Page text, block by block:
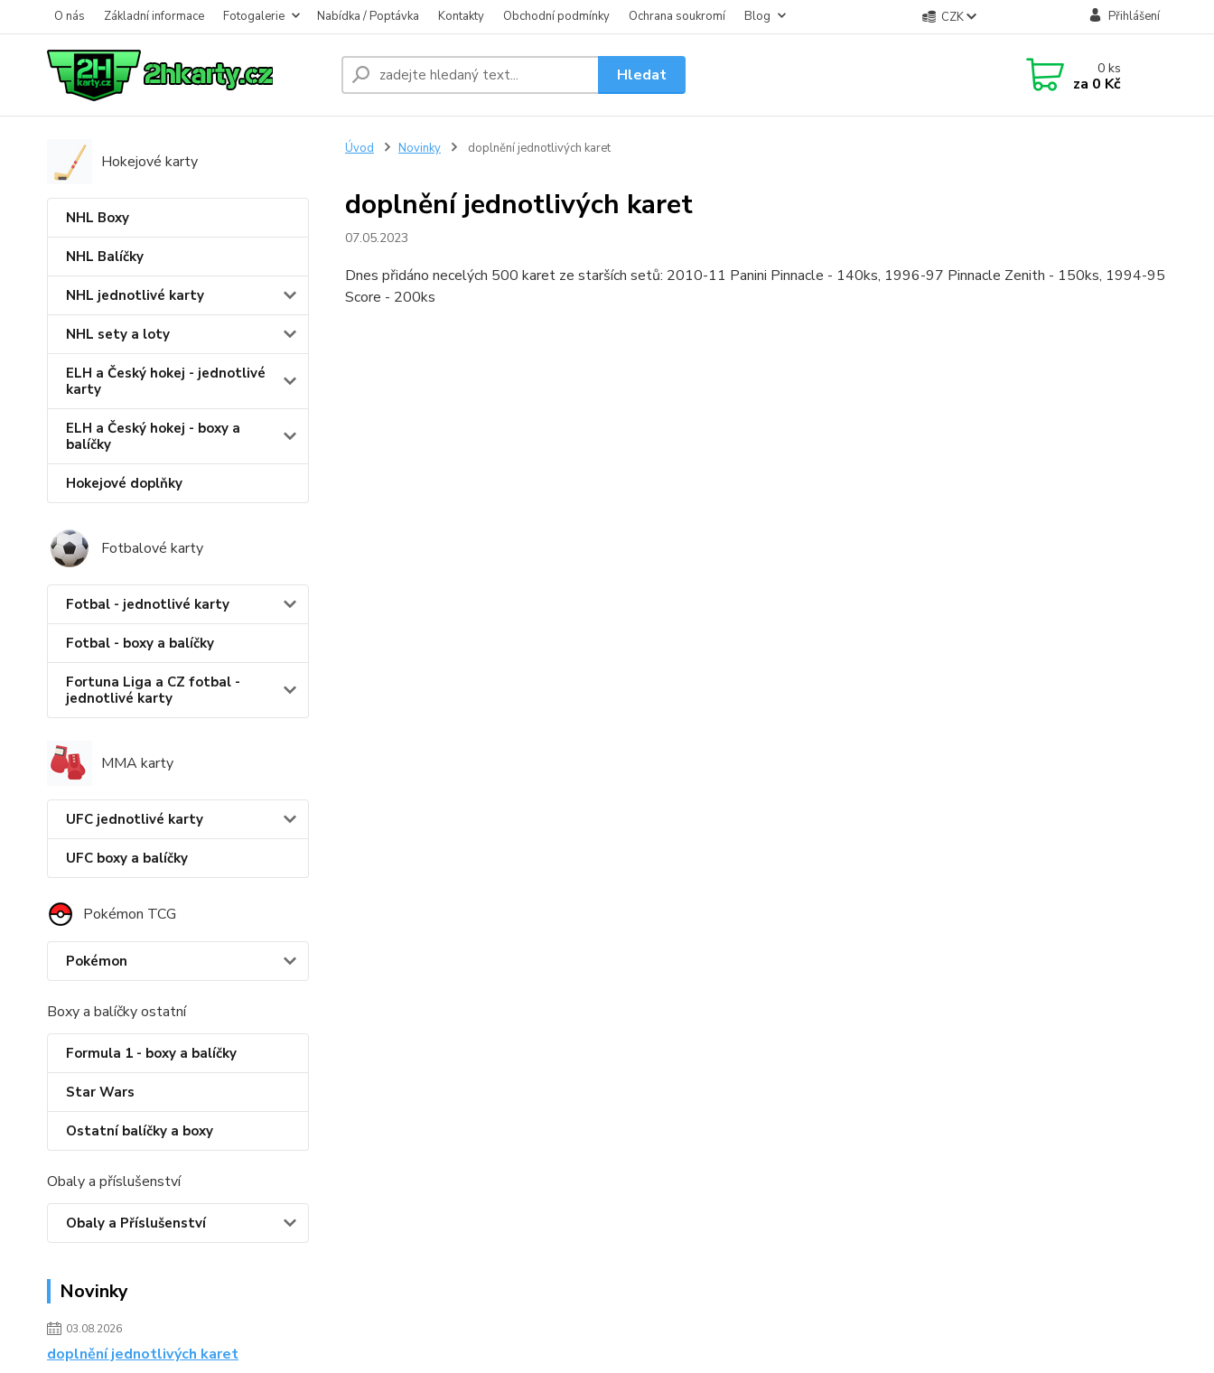
O nás Základní informace Fotogalerie Nabídka / Poptávka Kontakty Obchodní podmínky Ochrana soukromí Blog CZK Přihlášení
Hledat 0ks
za 0 Kč
Hokejové karty
NHL Boxy
NHL Balíčky
NHL jednotlivé karty
NHL sety a loty
ELH a Český hokej - jednotlivé
karty
ELH a Český hokej - boxy a
balíčky
Hokejové doplňky
Fotbalové karty
Fotbal - jednotlivé karty
Fotbal - boxy a balíčky
Fortuna Liga a CZ fotbal -
jednotlivé karty
MMA karty
UFC jednotlivé karty
UFC boxy a balíčky
Pokémon TCG
Pokémon
Boxy a balíčky ostatní
Formula 1 - boxy a balíčky
Star Wars
Ostatní balíčky a boxy
Obaly a příslušenství
Obaly a Příslušenství
Novinky
03.08.2026
doplnění jednotlivých karet
Úvod Novinky doplnění jednotlivých karet
doplnění jednotlivých karet
07.05.2023
Dnes přidáno necelých 500 karet ze starších setů: 2010-11 Panini Pinnacle - 140ks, 1996-97 Pinnacle Zenith - 150ks, 1994-95
Score - 200ks